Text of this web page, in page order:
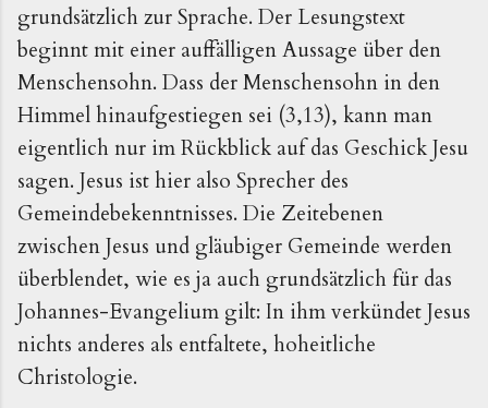
grundsätzlich zur Sprache. Der Lesungstext
beginnt mit einer auffälligen Aussage über den
Menschensohn. Dass der Menschensohn in den
Himmel hinaufgestiegen sei (3,13), kann man
eigentlich nur im Rückblick auf das Geschick Jesu
sagen. Jesus ist hier also Sprecher des
Gemeindebekenntnisses. Die Zeitebenen
zwischen Jesus und gläubiger Gemeinde werden
überblendet, wie es ja auch grundsätzlich für das
Johannes-Evangelium gilt: In ihm verkündet Jesus
nichts anderes als entfaltete, hoheitliche
Christologie.